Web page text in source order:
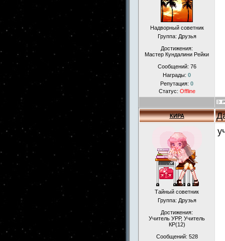
Надворный советник
Группа: Друзья
Достижения:
Мастер Кундалини Рейки
Сообщений: 76
Награды: 0
Репутация: 0
Статус: Offline
КИРА
Тайный советник
Группа: Друзья
Достижения:
Учитель УРР, Учитель
КР(12)
Сообщений: 528